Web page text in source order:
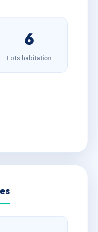
6
Lots habitation